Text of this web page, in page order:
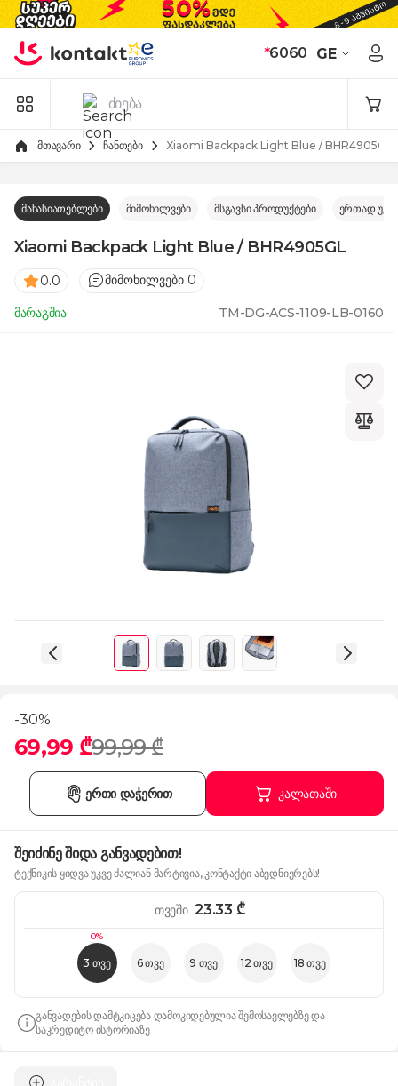
Skip to Content
*6060 GE
მთავარი ჩანთები Xiaomi Backpack Light Blue / BHR4905GL
მახასიათებლები მიმოხილვები მსგავსი პროდუქტები ერთად
Xiaomi Backpack Light Blue / BHR4905GL
0.0 მიმოხილვები 0
მარაგშია TM-DG-ACS-1109-LB-0160
-30%
69,99 ₾99,99 ₾
კალათაში
ერთი დაჭერით
შეიძინე შიდა განვადებით!
ტექნიკის ყიდვა უკვე ძალიან მარტივია, კონტაქტი აბედნიერებს!
0%
3 თვე 6 თვე 9 თვე 12 თვე 18 თვე
თვეში 23.33 ₾
განვადების დამტკიცება დამოკიდებულია შემოსავლებზე და
საკრედიტო ისტორიაზე